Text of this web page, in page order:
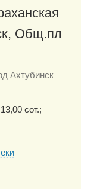
Общ.пл
Ахтубинск
сот.;